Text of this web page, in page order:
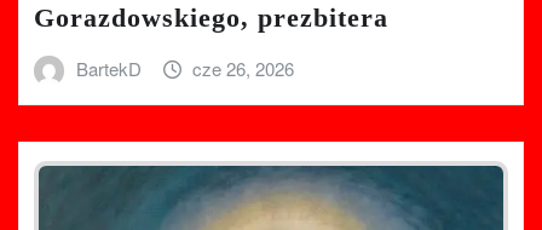
Gorazdowskiego, prezbitera
BartekD cze 26, 2026